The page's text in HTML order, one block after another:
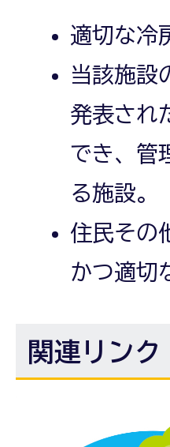
適切な冷
当該施設
発表され
でき、管
る施設。
住民その
かつ適切
関連リンク